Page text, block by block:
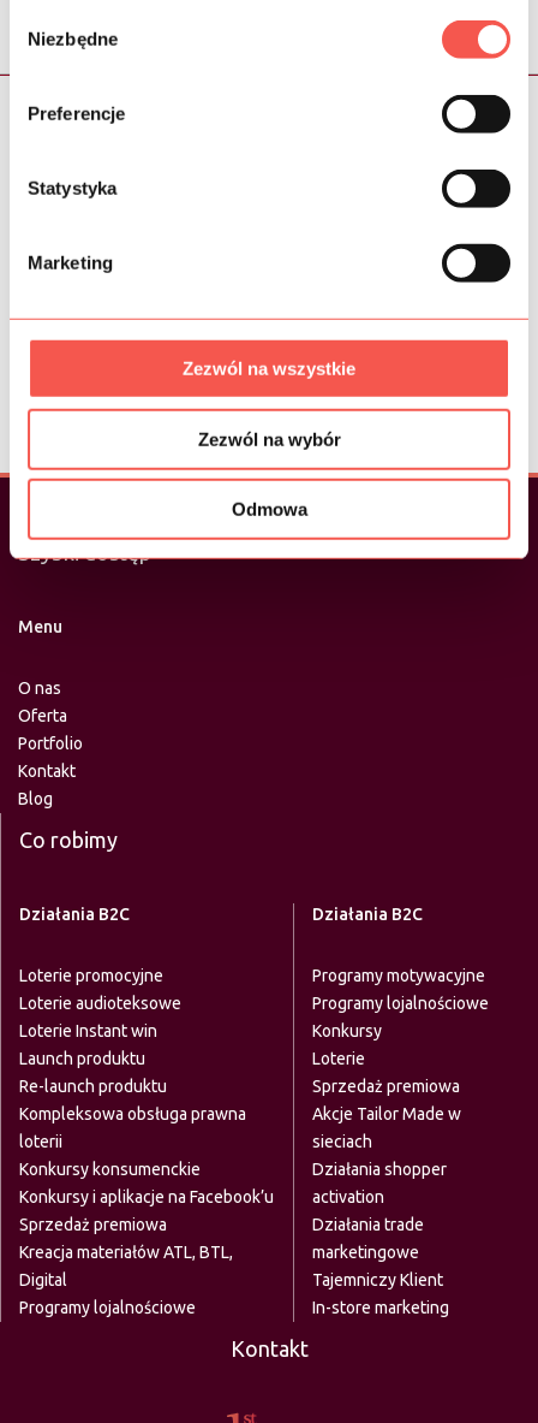
zgody
Niezbędne
Preferencje
Statystyka
Marketing
Zezwól na wszystkie
Zezwól na wybór
Odmowa
referencje>
Szybki dostęp
Menu
O nas
Oferta
Portfolio
Kontakt
Blog
Co robimy
Działania B2C
Loterie promocyjne
Loterie audioteksowe
Loterie Instant win
Launch produktu
Re-launch produktu
Kompleksowa obsługa prawna
loterii
Konkursy konsumenckie
Konkursy i aplikacje na Facebook’u
Sprzedaż premiowa
Kreacja materiałów ATL, BTL,
Digital
Programy lojalnościowe
Działania B2C
Programy motywacyjne
Programy lojalnościowe
Konkursy
Loterie
Sprzedaż premiowa
Akcje Tailor Made w
sieciach
Działania shopper
activation
Działania trade
marketingowe
Tajemniczy Klient
In-store marketing
Kontakt